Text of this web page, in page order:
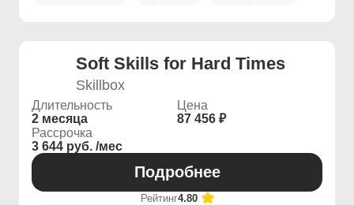
Soft Skills for Hard Times
Skillbox
Длительность
2 месяца
Цена
87 456 ₽
Рассрочка
3 644 руб. /мес
Подробнее
Рейтинг4.80